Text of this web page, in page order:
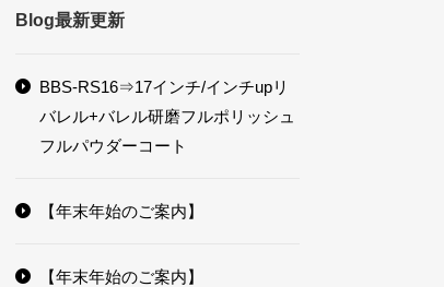
Blog最新更新
BBS-RS16⇒17インチ/インチupリ
バレル+バレル研磨フルポリッシュ
フルパウダーコート
【年末年始のご案内】
【年末年始のご案内】